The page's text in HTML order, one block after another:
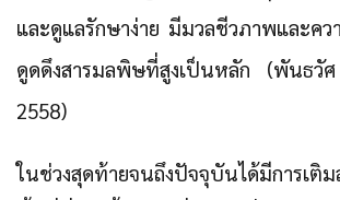
และดูแลรักษาง่าย มีมวลชีวภาพและคว
ดูดดึงสารมลพิษที่สูงเป็นหลัก (พันธ
2558)
ในช่วงสุดท้ายจนถึงปัจจุบันได้มีการเติม